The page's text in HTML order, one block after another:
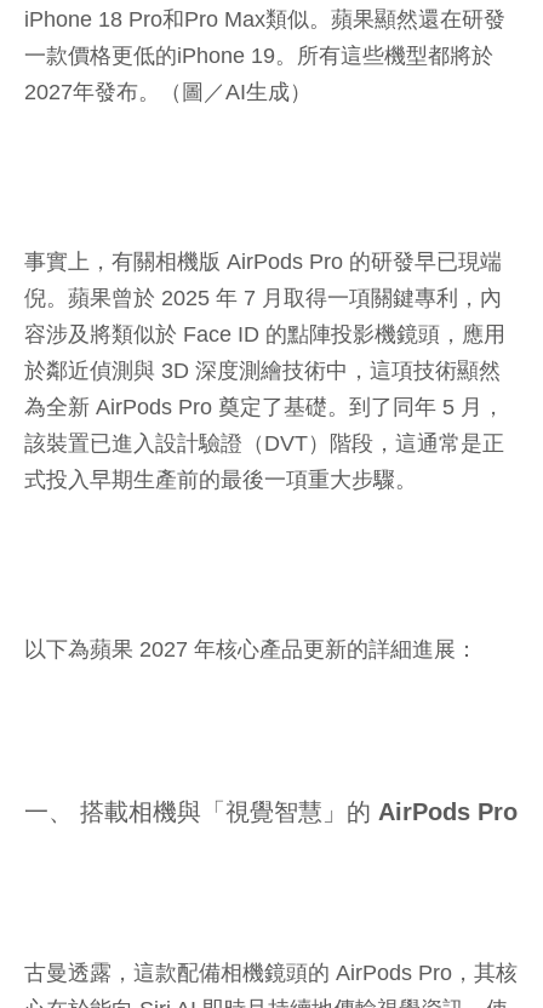
iPhone 18 Pro和Pro Max類似。蘋果顯然還在研發
一款價格更低的iPhone 19。所有這些機型都將於
2027年發布。（圖／AI生成）
事實上，有關相機版 AirPods Pro 的研發早已現端
倪。蘋果曾於 2025 年 7 月取得一項關鍵專利，內
容涉及將類似於 Face ID 的點陣投影機鏡頭，應用
於鄰近偵測與 3D 深度測繪技術中，這項技術顯然
為全新 AirPods Pro 奠定了基礎。到了同年 5 月，
該裝置已進入設計驗證（DVT）階段，這通常是正
式投入早期生產前的最後一項重大步驟。
以下為蘋果 2027 年核心產品更新的詳細進展：
一、 搭載相機與「視覺智慧」的 AirPods Pro
古曼透露，這款配備相機鏡頭的 AirPods Pro，其核